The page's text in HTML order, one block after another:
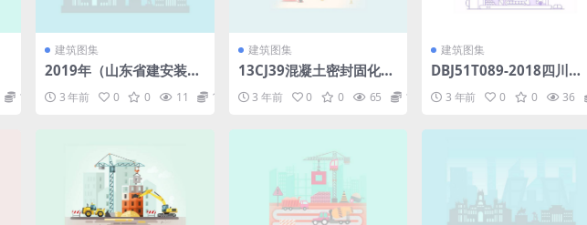
1.98
建筑图集
2019年（山东省建安装工
程价目表）.pdf
3 年前 0 0 11 1.98
建筑图集
13CJ39混凝土密封固化楼
3 年前 0 0 65 1.98
建筑图集
DBJ51T089-2018四川省
城镇超高韧性组合钢桥面
结构技术标准[附条文说
3 年前 0 0 36